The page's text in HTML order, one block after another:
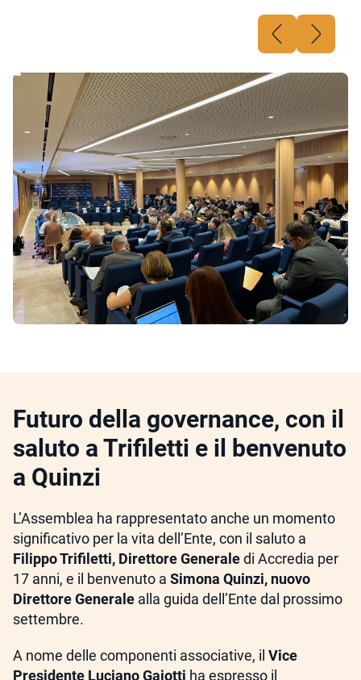
Futuro della governance, con il
saluto a Trifiletti e il benvenuto
a Quinzi
L’Assemblea ha rappresentato anche un momento
significativo per la vita dell’Ente, con il saluto a
Filippo Trifiletti, Direttore Generaledi Accredia per
17 anni, e il benvenuto a Simona Quinzi, nuovo
Direttore Generale alla guida dell’Ente dal prossimo
settembre.
A nome delle componenti associative, il Vice
Presidente Luciano Gaiotti ha espresso il